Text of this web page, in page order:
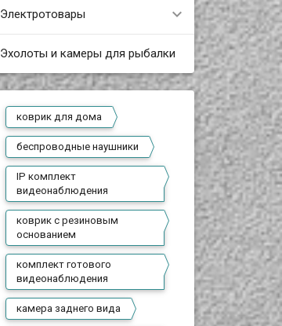
Электротовары
Эхолоты и камеры для рыбалки
коврик для дома
беспроводные наушники
IP комплект
видеонаблюдения
коврик с резиновым
основанием
комплект готового
видеонаблюдения
камера заднего вида